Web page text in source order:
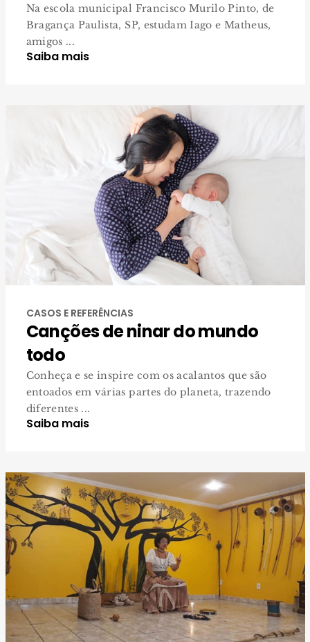
Na escola municipal Francisco Murilo Pinto, de
Bragança Paulista, SP, estudam Iago e Matheus,
amigos ...
Saiba mais
CASOS E REFERÊNCIAS
Canções de ninar do mundo
todo
Conheça e se inspire com os acalantos que são
entoados em várias partes do planeta, trazendo
diferentes ...
Saiba mais